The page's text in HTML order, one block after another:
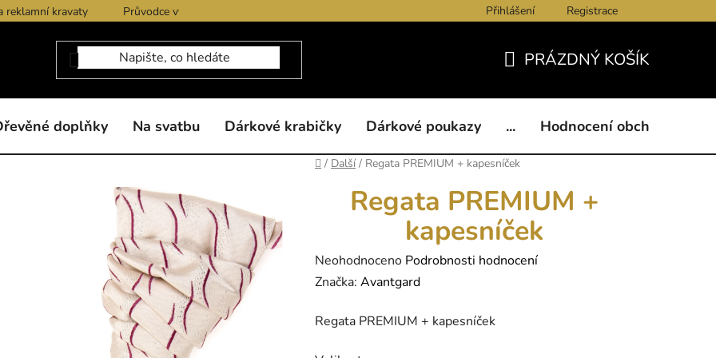
reklamní kravaty Průvodce výběrem produktů Kontakty Obchodní podmínky
Přihlášení Registrace
KOŠÍK
PRÁZDNÝ KOŠÍK
doplňky Na svatbu Dárkové krabičky Dárkové poukazy ... Hodnocení obchodu
Domů
/ Další / Regata PREMIUM + kapesníček
Regata PREMIUM +
kapesníček
Průměrné
hodnocení
je
Neohodnoceno Podrobnosti hodnocení
Značka: Avantgard
Regata PREMIUM + kapesníček